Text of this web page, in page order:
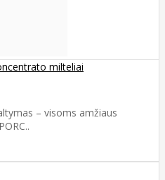
milteliai
– visoms amžiaus